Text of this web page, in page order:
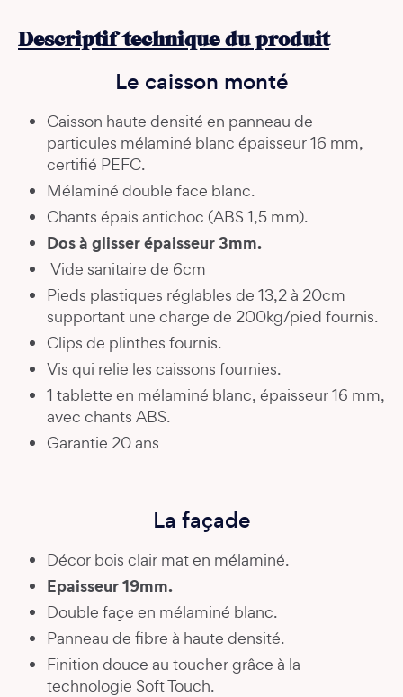
Descriptif technique du produit
Le caisson monté
Caisson haute densité en panneau de
particules mélaminé blanc épaisseur 16 mm,
certifié PEFC.
Mélaminé double face blanc.
Chants épais antichoc (ABS 1,5 mm).
Dos à glisser épaisseur 3mm.
Vide sanitaire de 6cm
Pieds plastiques réglables de 13,2 à 20cm
supportant une charge de 200kg/pied fournis.
Clips de plinthes fournis.
Vis qui relie les caissons fournies.
1 tablette en mélaminé blanc, épaisseur 16 mm,
avec chants ABS.
Garantie 20 ans
La façade
Décor bois clair mat en mélaminé.
Epaisseur 19mm.
Double façe en mélaminé blanc.
Panneau de fibre à haute densité.
Finition douce au toucher grâce à la
technologie Soft Touch.